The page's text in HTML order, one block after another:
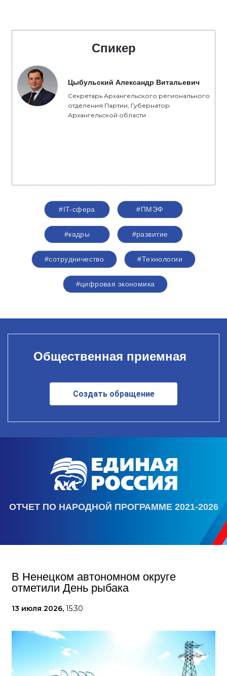
Спикер
Цыбульский Александр Витальевич
Секретарь Архангельского регионального
отделения Партии, Губернатор
Архангельской области
#IT-сфера #ПМЭФ
#кадры #развитие
#сотрудничество #Технологии
#цифровая экономика
Общественная приемная
Создать обращение
ОТЧЕТ ПО НАРОДНОЙ ПРОГРАММЕ 2021-2026
В Ненецком автономном округе
отметили День рыбака
13 июля 2026, 15:30